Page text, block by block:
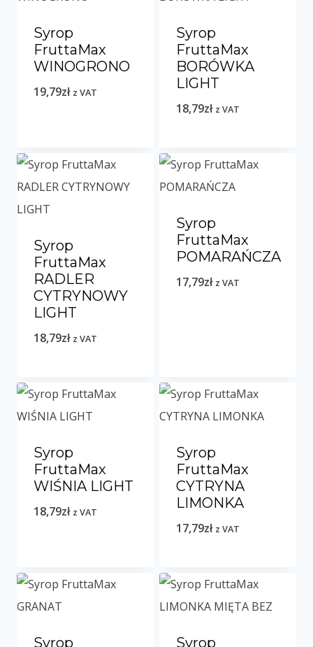
Syrop
FruttaMax
WINOGRONO
19,79zł z VAT
Syrop
FruttaMax
BORÓWKA
LIGHT
18,79zł z VAT
Syrop
FruttaMax
RADLER
CYTRYNOWY
LIGHT
18,79zł z VAT
Syrop
FruttaMax
POMARAŃCZA
17,79zł z VAT
Syrop
FruttaMax
WIŚNIA LIGHT
18,79zł z VAT
Syrop
FruttaMax
CYTRYNA
LIMONKA
17,79zł z VAT
Syrop
Syrop